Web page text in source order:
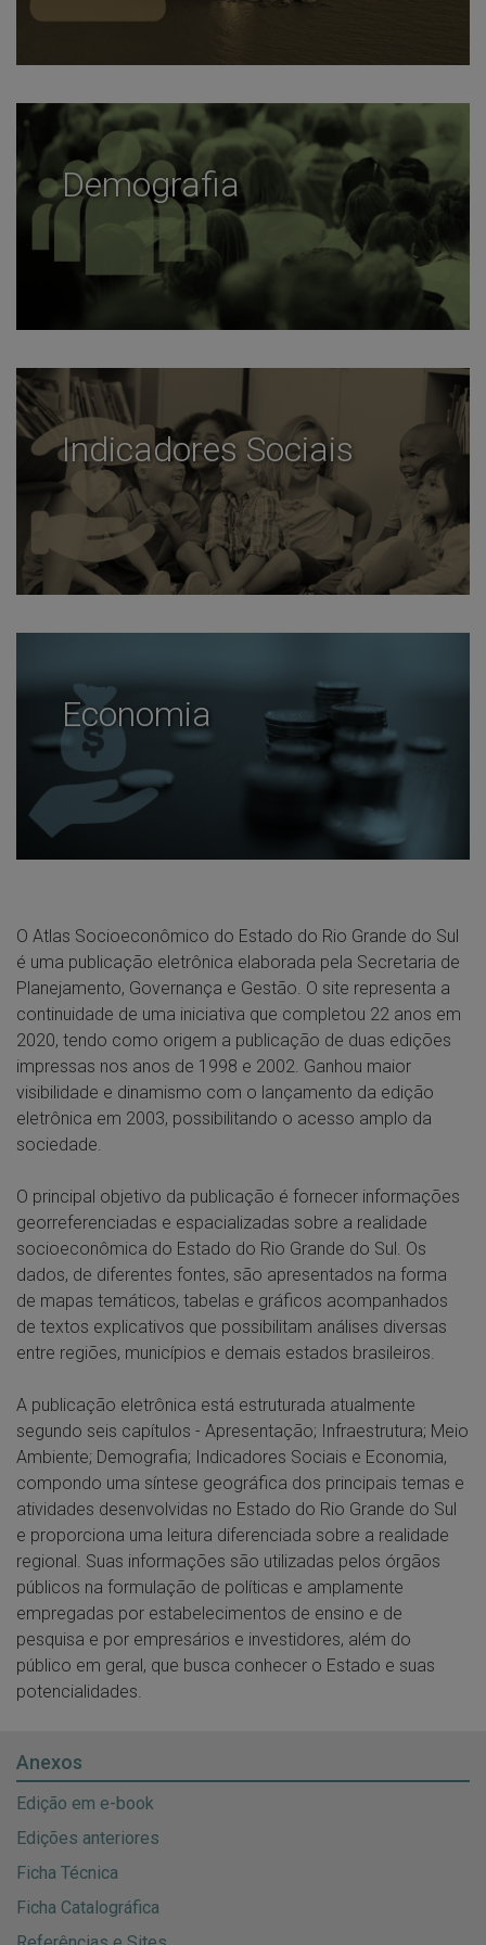
Demografia
Indicadores Sociais
Economia
O Atlas Socioeconômico do Estado do Rio Grande do Sul
é uma publicação eletrônica elaborada pela Secretaria de
Planejamento, Governança e Gestão. O site representa a
continuidade de uma iniciativa que completou 22 anos em
2020, tendo como origem a publicação de duas edições
impressas nos anos de 1998 e 2002. Ganhou maior
visibilidade e dinamismo com o lançamento da edição
eletrônica em 2003, possibilitando o acesso amplo da
sociedade.
O principal objetivo da publicação é fornecer informações
georreferenciadas e espacializadas sobre a realidade
socioeconômica do Estado do Rio Grande do Sul. Os
dados, de diferentes fontes, são apresentados na forma
de mapas temáticos, tabelas e gráficos acompanhados
de textos explicativos que possibilitam análises diversas
entre regiões, municípios e demais estados brasileiros.
A publicação eletrônica está estruturada atualmente
segundo seis capítulos - Apresentação; Infraestrutura; Meio
Ambiente; Demografia; Indicadores Sociais e Economia,
compondo uma síntese geográfica dos principais temas e
atividades desenvolvidas no Estado do Rio Grande do Sul
e proporciona uma leitura diferenciada sobre a realidade
regional. Suas informações são utilizadas pelos órgãos
públicos na formulação de políticas e amplamente
empregadas por estabelecimentos de ensino e de
pesquisa e por empresários e investidores, além do
público em geral, que busca conhecer o Estado e suas
potencialidades.
Anexos
Edição em e-book
Edições anteriores
Ficha Técnica
Ficha Catalográfica